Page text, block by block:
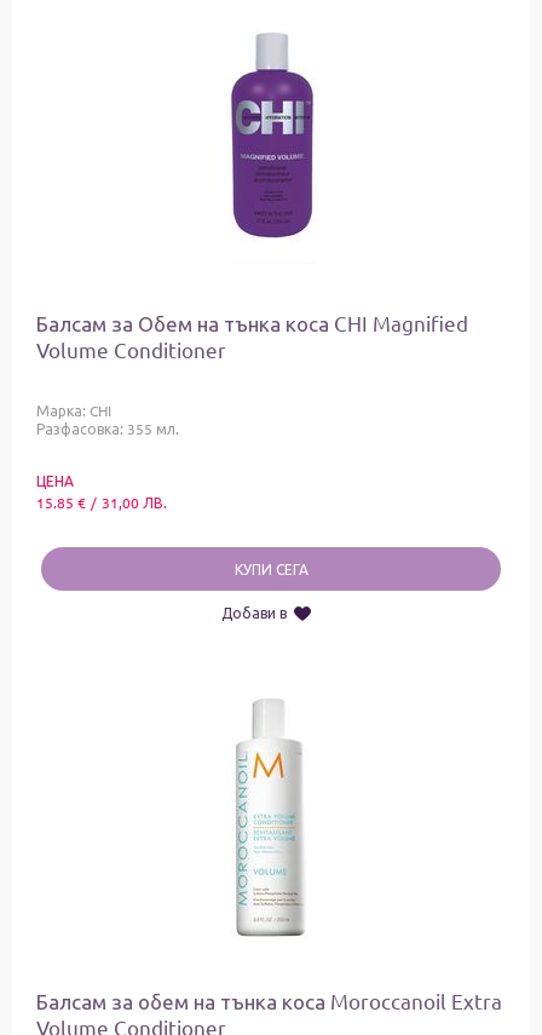
Балсам за Обем на тънка коса CHI Magnified
Volume Conditioner
Марка: CHI
Разфасовка: 355 мл.
ЦЕНА
15.85 € / 31,00 ЛВ.
КУПИ СЕГА
Добави в
Балсам за обем на тънка коса Moroccanoil Extra
Volume Conditioner